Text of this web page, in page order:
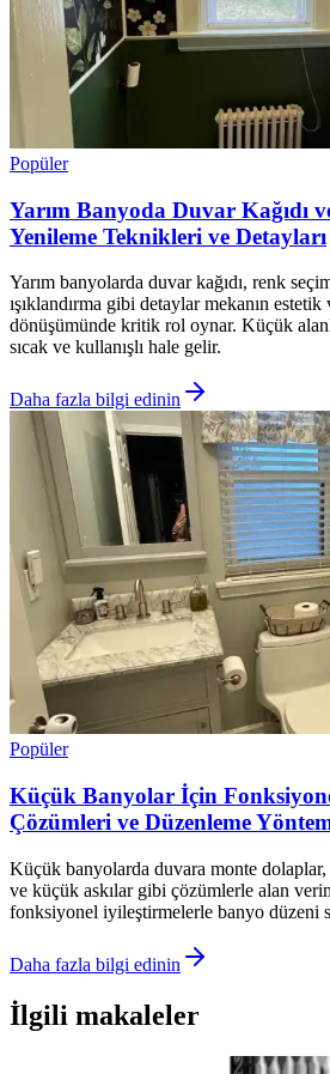
Popüler
Yarım Banyoda Duvar Kağıdı
Yenileme Teknikleri ve Detayları
Yarım banyolarda duvar kağıdı, renk
ışıklandırma gibi detaylar mekanın
dönüşümünde kritik rol oynar. Küçük
sıcak ve kullanışlı hale gelir.
Daha fazla bilgi edinin
Popüler
Küçük Banyolar İçin
Çözümleri ve Düzenleme
Küçük banyolarda duvara monte dolaplar,
ve küçük askılar gibi çözümlerle alan
fonksiyonel iyileştirmelerle banyo düzeni
Daha fazla bilgi edinin
İlgili makaleler